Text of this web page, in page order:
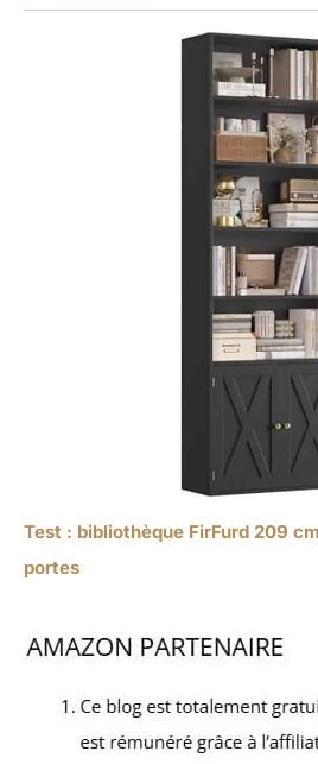
Test : bibliothèque FirFurd 209
portes